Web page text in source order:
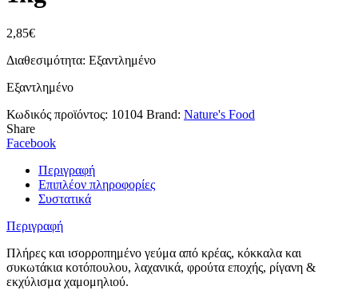
2,85€
Διαθεσιμότητα: Εξαντλημένο
Εξαντλημένο
Κωδικός προϊόντος: 10104 Brand: Nature's Food
Share
Facebook
Περιγραφή
Επιπλέον πληροφορίες
Συστατικά
Περιγραφή
Πλήρες και ισορροπημένο γεύμα από κρέας, κόκκαλα και
συκωτάκια κοτόπουλου, λαχανικά, φρούτα εποχής, ρίγανη &
εκχύλισμα χαμομηλιού.